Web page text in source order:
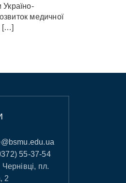
Україно-
медичної
[…]
55-37-54
пл.
2